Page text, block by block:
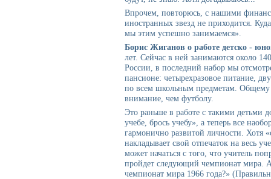
Впрочем, повторюсь, с нашими
иностранных звезд не приходится.
мы этим успешно занимаемся».
Борис Жиганов о работе детско -
лет. Сейчас в ней занимаются около
России, в последний набор мы
пансионе: четырехразовое питание,
по всем школьным предметам.
внимание, чем футболу.
Это раньше в работе с такими детьми
учебе, брось учебу», а теперь все
гармонично развитой личности. Хотя
накладывает свой отпечаток на весь
может начаться с того, что учитель
пройдет следующий чемпионат мира.
чемпионат мира 1966 года?»